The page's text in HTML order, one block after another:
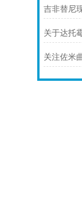
吉非替尼
关于达托
关注佐米